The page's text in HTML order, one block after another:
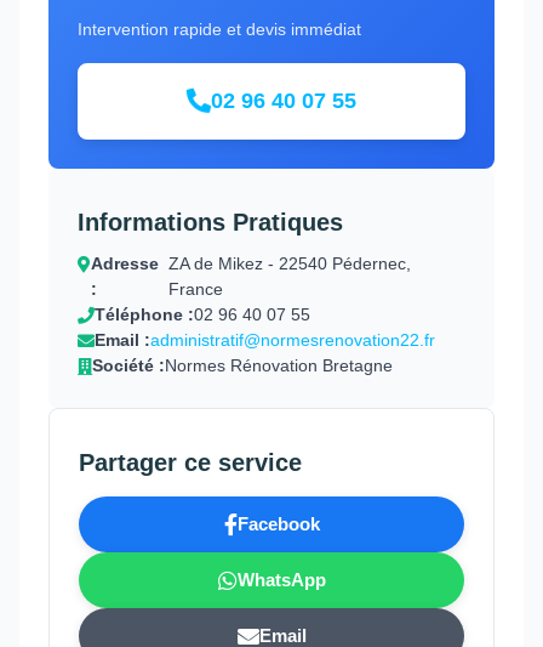
Intervention rapide et devis immédiat
02 96 40 07 55
Informations Pratiques
Adresse
:
ZA de Mikez - 22540 Pédernec,
France
Téléphone :02 96 40 07 55
Email :administratif@normesrenovation22.fr
Société :Normes Rénovation Bretagne
Partager ce service
Facebook
WhatsApp
Email